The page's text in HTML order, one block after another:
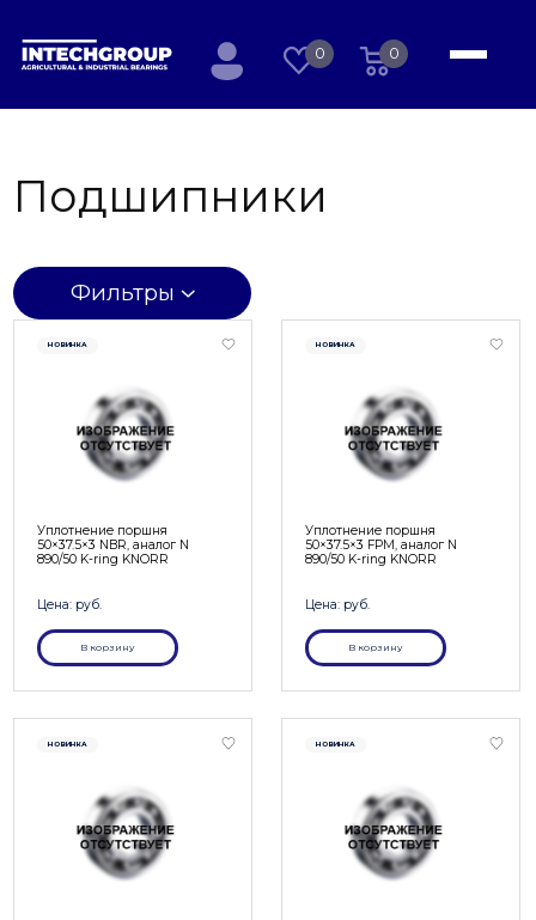
0 0
Подшипники
Фильтры
НОВИНКА
Уплотнение поршня
50×37.5×3 NBR, аналог N
890/50 K-ring KNORR
Цена: руб.
В корзину
НОВИНКА
Уплотнение поршня
50×37.5×3 FРM, аналог N
890/50 K-ring KNORR
Цена: руб.
В корзину
НОВИНКА НОВИНКА